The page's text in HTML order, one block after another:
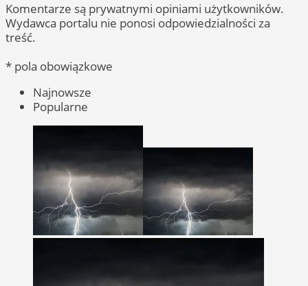
Komentarze są prywatnymi opiniami użytkowników.
Wydawca portalu nie ponosi odpowiedzialności za
treść.
* pola obowiązkowe
Najnowsze
Popularne